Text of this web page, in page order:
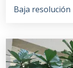
Baja resolución